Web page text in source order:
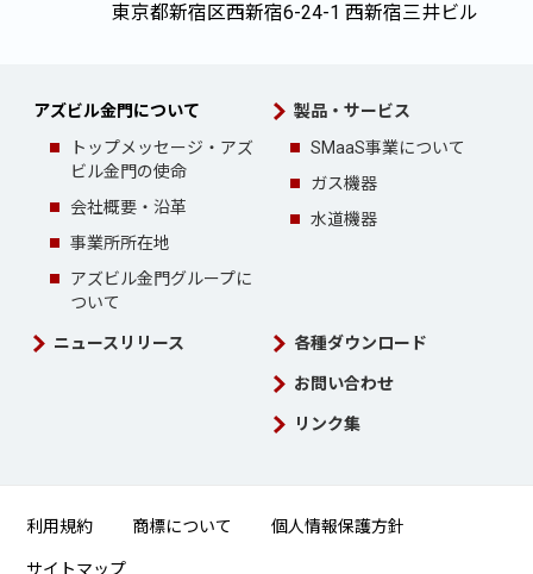
東京都新宿区西新宿6-24-1 西新宿三井ビル
アズビル金門について
トップメッセージ・ アズ
ビル金門の使命
会社概要・沿革
事業所所在地
アズビル金門グループに
ついて
製品・サービス
SMaaS事業について
ガス機器
水道機器
ニュースリリース 各種ダウンロード
お問い合わせ
リンク集
利用規約 商標について 個人情報保護方針
サイトマップ